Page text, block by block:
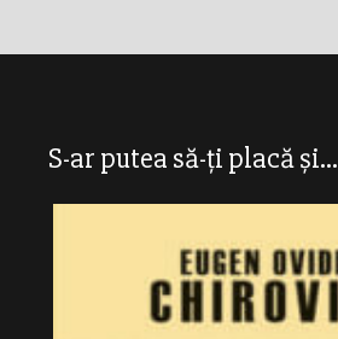
S-ar putea să-ți placă și...